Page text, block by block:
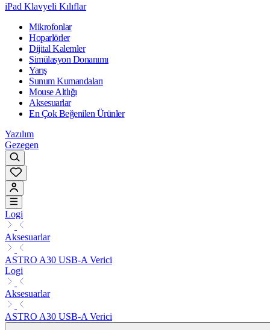
iPad Klavyeli Kılıflar
Mikrofonlar
Hoparlörler
Dijital Kalemler
Simülasyon Donanımı
Yarış
Sunum Kumandaları
Mouse Altlığı
Aksesuarlar
En Çok Beğenilen Ürünler
Yazılım
Gezegen
Logi
Aksesuarlar
ASTRO A30 USB-A Verici
Logi
Aksesuarlar
ASTRO A30 USB-A Verici